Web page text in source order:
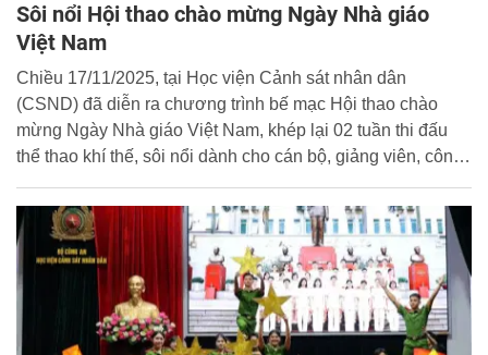
Sôi nổi Hội thao chào mừng Ngày Nhà giáo
Việt Nam
Chiều 17/11/2025, tại Học viện Cảnh sát nhân dân
(CSND) đã diễn ra chương trình bế mạc Hội thao chào
mừng Ngày Nhà giáo Việt Nam, khép lại 02 tuần thi đấu
thể thao khí thế, sôi nổi dành cho cán bộ, giảng viên, công